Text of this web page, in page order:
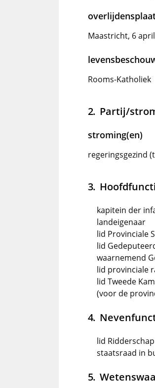
Maastricht, 6
Rooms-Katholiek
Partij/
stroming(en)
regeringsgezind
kapitein der
landeigenaar
lid Provinciale
lid
waarnemend
lid provinciale
lid Tweede
(voor de
lid
staatsraad in